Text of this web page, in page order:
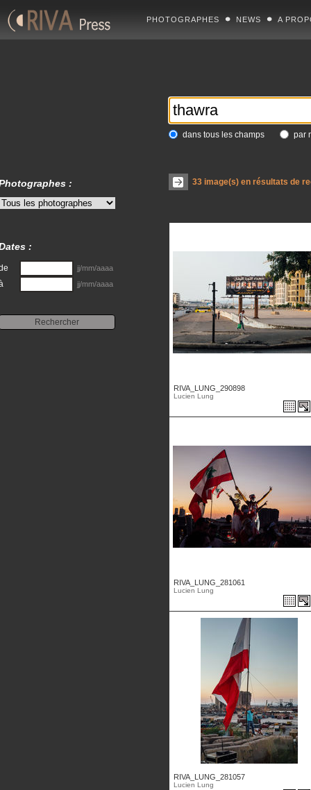
PHOTOGRAPHES NEWS A
dans tous les champs par
33image(s) en résultats de
RIVA_LUNG_290898
Lucien Lung
RIVA_LUNG_281061
Lucien Lung
RIVA_LUNG_281057
Lucien Lung
:
:
jj/mm/aaaa
jj/mm/aaaa